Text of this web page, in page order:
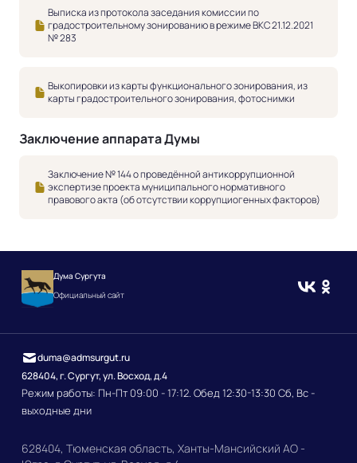
Выписка из протокола заседания комиссии по
градостроительному зонированию в режиме ВКС 21.12.2021
№ 283
Выкопировки из карты функционального зонирования, из
карты градостроительного зонирования, фотоснимки
Заключение аппарата Думы
Заключение № 144 о проведённой антикоррупционной
экспертизе проекта муниципального нормативного
правового акта (об отсутствии коррупциогенных факторов)
Дума Сургута
Официальный сайт
628404, г. Сургут, ул. Восход, д.4
Режим работы: Пн-Пт 09:00 - 17:12. Обед 12:30-13:30 Сб, Вс -
выходные дни
duma@admsurgut.ru
628404, Тюменская область, Ханты-Мансийский АО -